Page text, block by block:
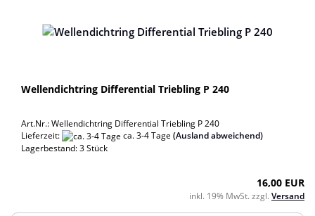
Wellendichtring Differential Triebling P 240
Art.Nr.: Wellendichtring Differential Triebling P 240
Lieferzeit:
ca. 3-4 Tage (Ausland abweichend)
Lagerbestand: 3 Stück
16,00 EUR
inkl. 19% MwSt. zzgl. Versand